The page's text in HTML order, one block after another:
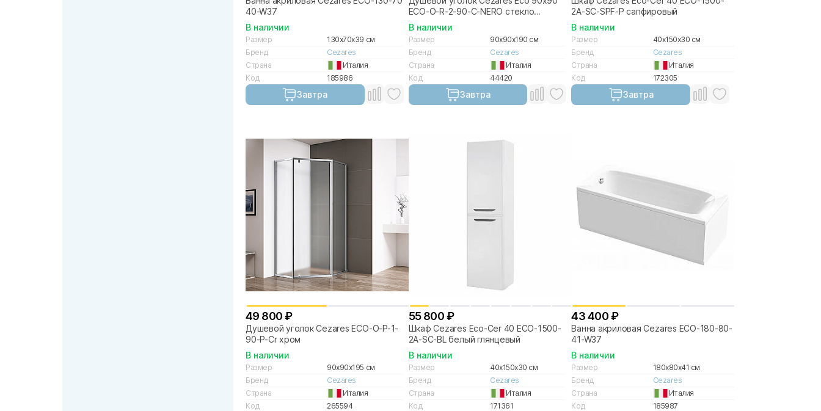
40-W37
В наличии
Размер
130x70x39 см
Бренд
Cezares
Страна
Италия
Код
185986
Завтра
ECO-O-R-2-90-C-NERO стекло
прозрачное/профиль черный
В наличии
Размер
90x90x190 см
Бренд
Cezares
Страна
Италия
Код
44420
Завтра
2A-SC-SPF-P сапфировый
В наличии
Размер
40x150x30 см
Бренд
Cezares
Страна
Италия
Код
172305
Завтра
49 800 ₽
Душевой уголок Cezares ECO-O-P-1-
90-P-Cr хром
В наличии
Размер
90x90x195 см
Бренд
Cezares
Страна
Италия
Код
265594
55 800 ₽
Шкаф Cezares Eco-Cer 40 ECO-1500-
2A-SC-BL белый глянцевый
В наличии
Размер
40x150x30 см
Бренд
Cezares
Страна
Италия
Код
171361
43 400 ₽
Ванна акриловая Cezares ECO-180-80-
41-W37
В наличии
Размер
180x80x41 см
Бренд
Cezares
Страна
Италия
Код
185987